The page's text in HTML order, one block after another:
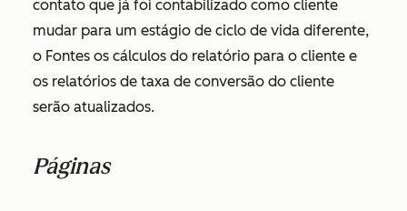
contato que já foi contabilizado como cliente
mudar para um estágio de ciclo de vida diferente,
o Fontes os cálculos do relatório para o cliente e
os relatórios de taxa de conversão do cliente
serão atualizados.
Páginas